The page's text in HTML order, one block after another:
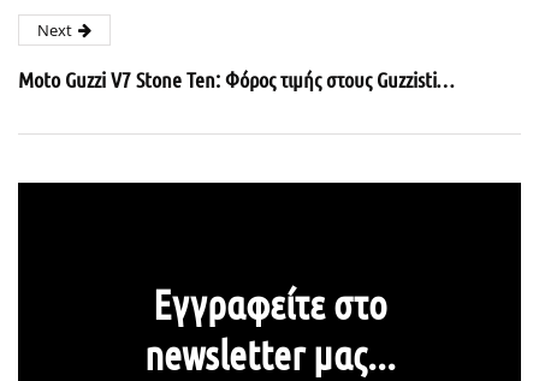
Next
Moto Guzzi V7 Stone Ten: Φόρος τιμής στους Guzzisti…
Εγγραφείτε στο
newsletter μας...